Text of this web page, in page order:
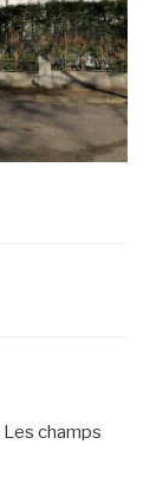
Les champs